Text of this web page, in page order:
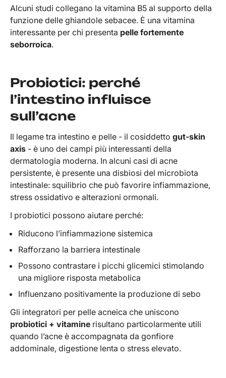
Alcuni studi collegano la vitamina B5 al supporto della
funzione delle ghiandole sebacee. È una vitamina
interessante per chi presenta pelle fortemente
seborroica.
Probiotici: perché
l’intestino influisce
sull’acne
Il legame tra intestino e pelle - il cosiddetto gut-skin
axis - è uno dei campi più interessanti della
dermatologia moderna. In alcuni casi di acne
persistente, è presente una disbiosi del microbiota
intestinale: squilibrio che può favorire infiammazione,
stress ossidativo e alterazioni ormonali.
I probiotici possono aiutare perché:
Riducono l’infiammazione sistemica
Rafforzano la barriera intestinale
Possono contrastare i picchi glicemici stimolando
una migliore risposta metabolica
Influenzano positivamente la produzione di sebo
Gli integratori per pelle acneica che uniscono
probiotici + vitamine risultano particolarmente utili
quando l’acne è accompagnata da gonfiore
addominale, digestione lenta o stress elevato.